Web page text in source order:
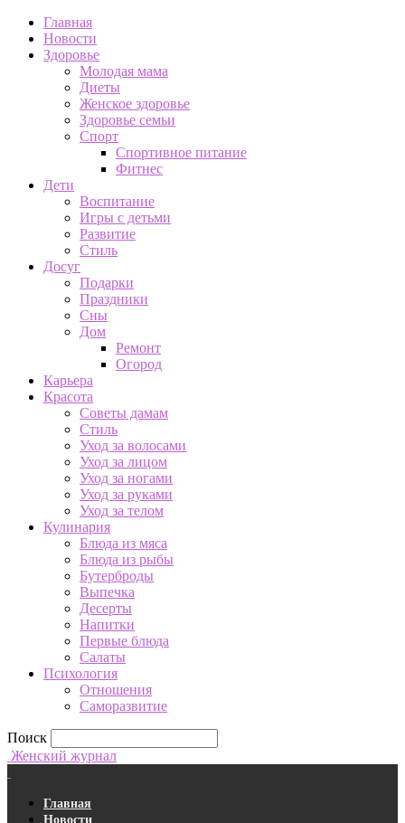
Главная
Новости
Здоровье
Молодая мама
Диеты
Женское здоровье
Здоровье семьи
Спорт
Спортивное питание
Фитнес
Дети
Воспитание
Игры с детьми
Развитие
Стиль
Досуг
Подарки
Праздники
Сны
Дом
Ремонт
Огород
Карьера
Красота
Советы дамам
Стиль
Уход за волосами
Уход за лицом
Уход за ногами
Уход за руками
Уход за телом
Кулинария
Блюда из мяса
Блюда из рыбы
Бутерброды
Выпечка
Десерты
Напитки
Первые блюда
Салаты
Психология
Отношения
Саморазвитие
Поиск
Женский журнал
Главная
Новости